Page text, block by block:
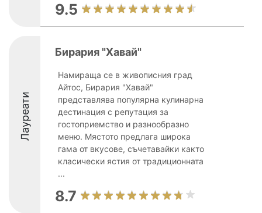
9.5
Лауреати
Бирария "Хавай"
Намираща се в живописния град
Айтос, Бирария "Хавай"
представлява популярна кулинарна
дестинация с репутация за
гостоприемство и разнообразно
меню. Мястото предлага широка
гама от вкусове, съчетавайки както
класически ястия от традиционната
...
8.7